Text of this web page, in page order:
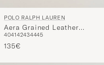
POLO RALPH LAUREN
Aera Grained Leather
Sneakers White/Navy
404142434445
135€